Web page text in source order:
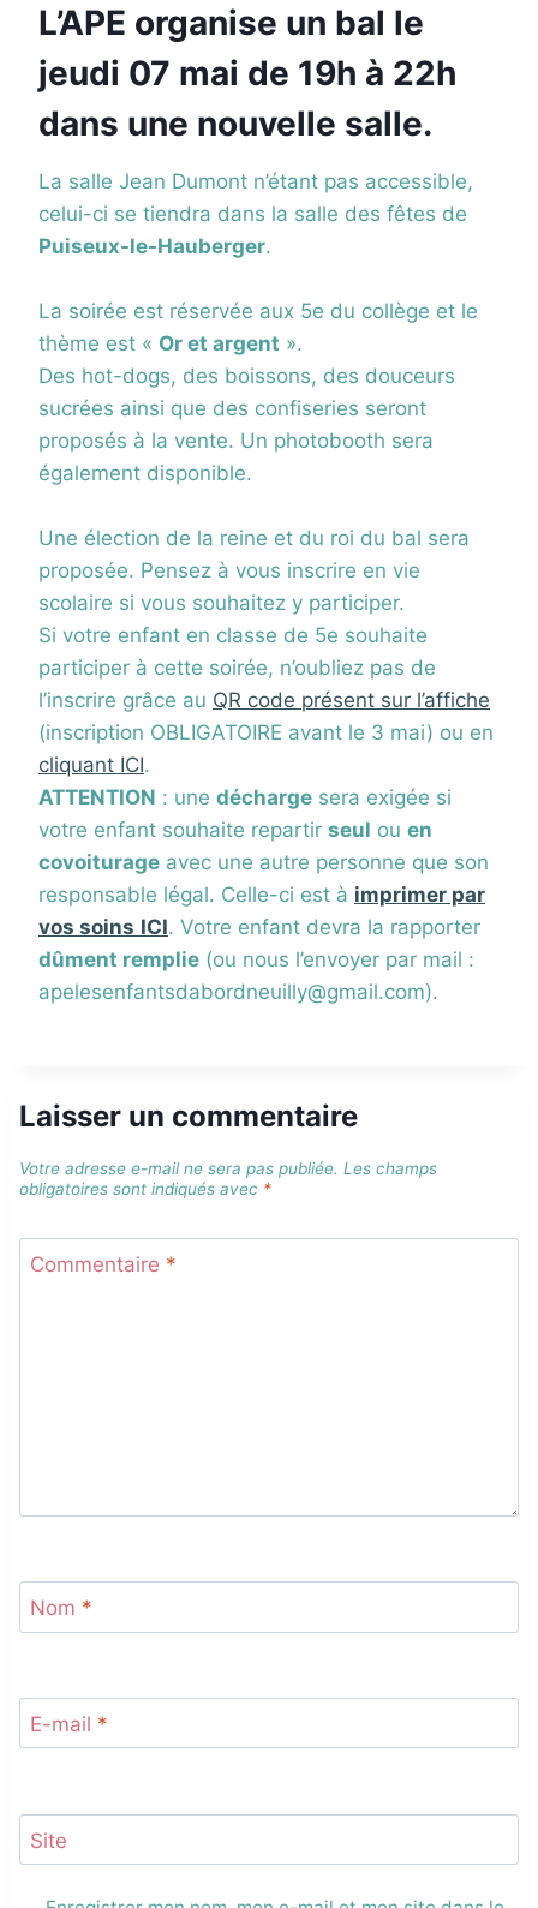
L’APE organise un bal le
jeudi 07 mai de 19h à 22h
dans une nouvelle salle.
La salle Jean Dumont n’étant pas accessible,
celui-ci se tiendra dans la salle des fêtes de
Puiseux-le-Hauberger.
La soirée est réservée aux 5e du collège et le
thème est « Or et argent ».
Des hot-dogs, des boissons, des douceurs
sucrées ainsi que des confiseries seront
proposés à la vente. Un photobooth sera
également disponible.
Une élection de la reine et du roi du bal sera
proposée. Pensez à vous inscrire en vie
scolaire si vous souhaitez y participer.
Si votre enfant en classe de 5e souhaite
participer à cette soirée, n’oubliez pas de
l’inscrire grâce au QR code présent sur l’affiche
(inscription OBLIGATOIRE avant le 3 mai) ou en
cliquant ICI.
ATTENTION : une décharge sera exigée si
votre enfant souhaite repartir seul ou en
covoiturage avec une autre personne que son
responsable légal. Celle-ci est à imprimer par
vos soins ICI. Votre enfant devra la rapporter
dûment remplie (ou nous l’envoyer par mail :
apelesenfantsdabordneuilly@gmail.com).
Laisser un commentaire
Votre adresse e-mail ne sera pas publiée. Les champs
obligatoires sont indiqués avec *
Commentaire *
Nom *
E-mail *
Site